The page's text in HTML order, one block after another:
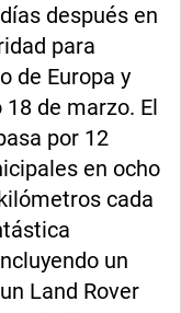
después en
para
de Europa y
de marzo. El
por 12
en ocho
cada
un
Land Rover